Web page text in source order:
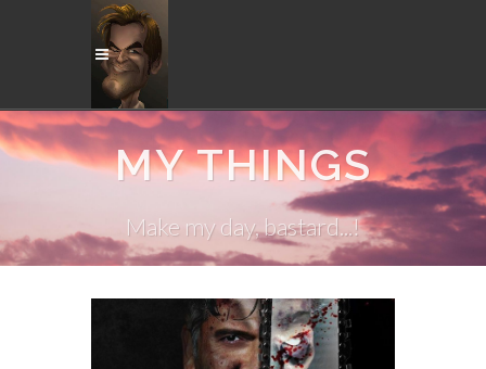
MY THINGS
Make my day, bastard...!